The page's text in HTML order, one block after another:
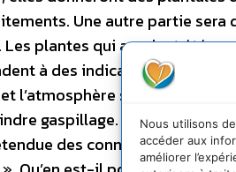
Nous utilisons
accéder aux
améliorer
Une autre partie sera
plantes qui auraient été
à des indications
l’atmosphère sacrée qui les
gaspillage. Il permet aussi
des connaissances